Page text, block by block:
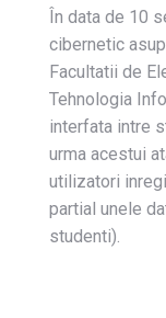
În data de 10
cibernetic
Facultatii de
Tehnologia
interfata intre
urma acestui
utilizatori
partial unele
studenti).